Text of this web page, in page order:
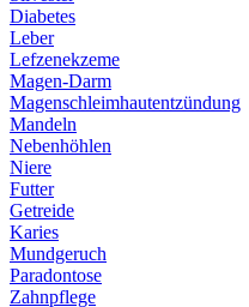
Diabetes
Leber
Lefzenekzeme
Magen-Darm
Magenschleimhautentzündung
Mandeln
Nebenhöhlen
Niere
Futter
Getreide
Karies
Mundgeruch
Paradontose
Zahnpflege